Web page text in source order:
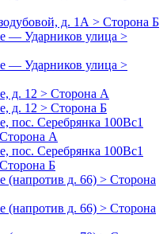
д. 1А > Сторона Б
— Ударников улица >
— Ударников улица >
д. 12 > Сторона А
д. 12 > Сторона Б
пос. Серебрянка 100Вс1
А
пос. Серебрянка 100Вс1
Б
(напротив д. 66) > Сторона
(напротив д. 66) > Сторона